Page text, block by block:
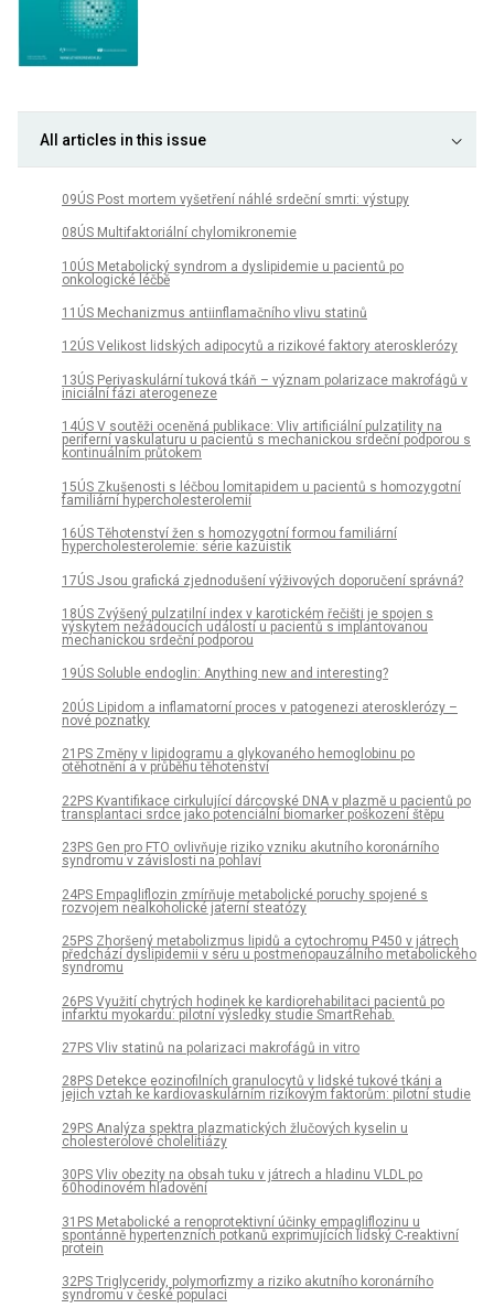
All articles in this issue
09ÚS Post mortem vyšetření náhlé srdeční smrti: výstupy
08ÚS Multifaktoriální chylomikronemie
10ÚS Metabolický syndrom a dyslipidemie u pacientů po
onkologické léčbě
11ÚS Mechanizmus antiinflamačního vlivu statinů
12ÚS Velikost lidských adipocytů a rizikové faktory aterosklerózy
13ÚS Perivaskulární tuková tkáň – význam polarizace makrofágů v
iniciální fázi aterogeneze
14ÚS V soutěži oceněná publikace: Vliv artificiální pulzatility na
periferní vaskulaturu u pacientů s mechanickou srdeční podporou s
kontinuálním průtokem
15ÚS Zkušenosti s léčbou lomitapidem u pacientů s homozygotní
familiární hypercholesterolemií
16ÚS Těhotenství žen s homozygotní formou familiární
hypercholesterolemie: série kazuistik
17ÚS Jsou grafická zjednodušení výživových doporučení správná?
18ÚS Zvýšený pulzatilní index v karotickém řečišti je spojen s
výskytem nežádoucích událostí u pacientů s implantovanou
mechanickou srdeční podporou
19ÚS Soluble endoglin: Anything new and interesting?
20ÚS Lipidom a inflamatorní proces v patogenezi aterosklerózy –
nové poznatky
21PS Změny v lipidogramu a glykovaného hemoglobinu po
otěhotnění a v průběhu těhotenství
22PS Kvantifikace cirkulující dárcovské DNA v plazmě u pacientů po
transplantaci srdce jako potenciální biomarker poškození štěpu
23PS Gen pro FTO ovlivňuje riziko vzniku akutního koronárního
syndromu v závislosti na pohlaví
24PS Empagliflozin zmírňuje metabolické poruchy spojené s
rozvojem nealkoholické jaterní steatózy
25PS Zhoršený metabolizmus lipidů a cytochromu P450 v játrech
předchází dyslipidemii v séru u postmenopauzálního metabolického
syndromu
26PS Využití chytrých hodinek ke kardiorehabilitaci pacientů po
infarktu myokardu: pilotní výsledky studie SmartRehab.
27PS Vliv statinů na polarizaci makrofágů in vitro
28PS Detekce eozinofilních granulocytů v lidské tukové tkáni a
jejich vztah ke kardiovaskulárním rizikovým faktorům: pilotní studie
29PS Analýza spektra plazmatických žlučových kyselin u
cholesterolové cholelitiázy
30PS Vliv obezity na obsah tuku v játrech a hladinu VLDL po
60hodinovém hladovění
31PS Metabolické a renoprotektivní účinky empagliflozinu u
spontánně hypertenzních potkanů exprimujících lidský C-reaktivní
protein
32PS Triglyceridy, polymorfizmy a riziko akutního koronárního
syndromu v české populaci